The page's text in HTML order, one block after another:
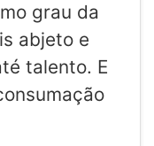
grau da
abjeto e
talento. E